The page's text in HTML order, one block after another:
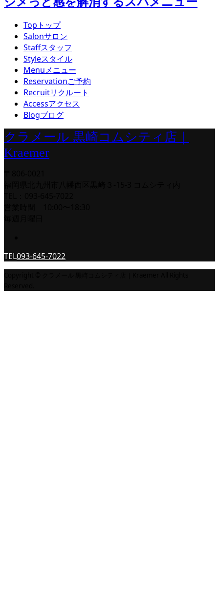
Top トップ
Salonサロン
Staffスタッフ
Styleスタイル
Menuメニュー
Reservationご予約
Recruitリクルート
Accessアクセス
Blogブログ
クラメール 黒崎コムシティ店｜
Kraemer
TEL093-645-7022